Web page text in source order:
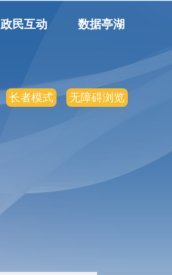
政民互动 数据亭湖
长者模式 无障碍浏览